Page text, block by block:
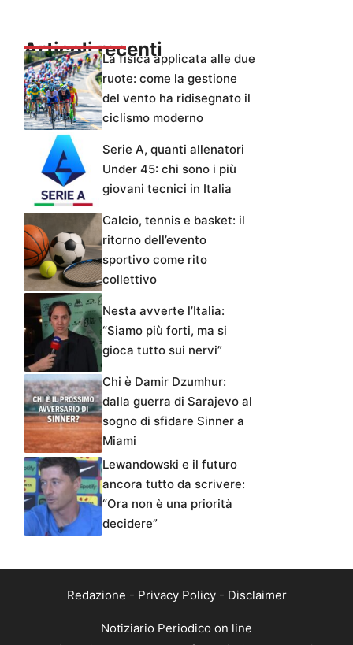
Articoli recentiLa fisica applicata alle due
ruote: come la gestione
del vento ha ridisegnato il
ciclismo moderno
Serie A, quanti allenatori
Under 45: chi sono i più
giovani tecnici in Italia
Calcio, tennis e basket: il
ritorno dell’evento
sportivo come rito
collettivo
Nesta avverte l’Italia:
“Siamo più forti, ma si
gioca tutto sui nervi”
Chi è Damir Dzumhur:
dalla guerra di Sarajevo al
sogno di sfidare Sinner a
Miami
Lewandowski e il futuro
ancora tutto da scrivere:
“Ora non è una priorità
decidere”
Redazione - Privacy Policy- Disclaimer
Notiziario Periodico on line